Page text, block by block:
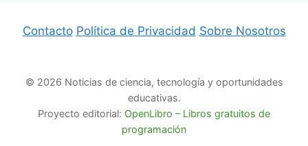
Contacto Política de Privacidad Sobre Nosotros
© 2026 Noticias de ciencia, tecnología y oportunidades
educativas.
Proyecto editorial: OpenLibro – Libros gratuitos de
programación